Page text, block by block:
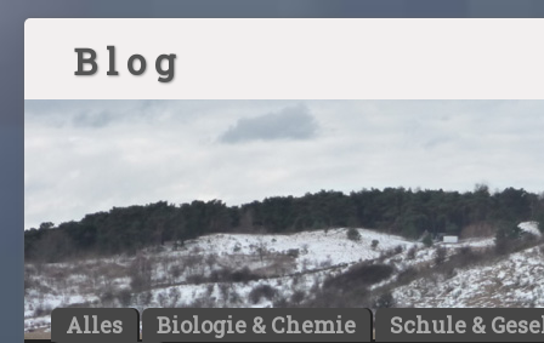
B l o g
Alles Biologie & Chemie
Schule &